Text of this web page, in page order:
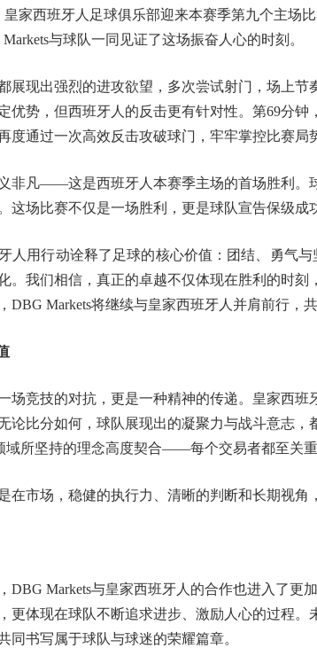
皇家西班牙人足球俱乐部迎来本赛季第九个主场
与球队一同见证了这场振奋人心的时刻。
展现出强烈的进攻欲望，多次尝试射门，场上
优势，但西班牙人的反击更有针对性。第69分
度通过一次高效反击攻破球门，牢牢掌控比赛局
非凡——这是西班牙人本赛季主场的首场胜利。
这场比赛不仅是一场胜利，更是球队宣告保级成
人用行动诠释了足球的核心价值：团结、勇气
。我们相信，真正的卓越不仅体现在胜利的时
DBG Markets将继续与皇家西班牙人并肩前行，
场竞技的对抗，更是一种精神的传递。皇家西
论比分如何，球队展现出的凝聚力与战斗意志
域所坚持的理念高度契合——每个交易者都至关重
在市场，稳健的执行力、清晰的判断和长期视角
DBG Markets与皇家西班牙人的合作也进入了更
更体现在球队不断追求进步、激励人心的过程。
同书写属于球队与球迷的荣耀篇章。